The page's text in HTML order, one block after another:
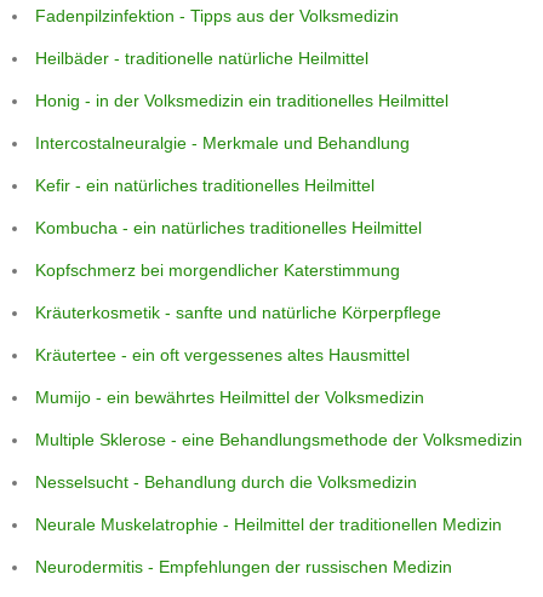
Fadenpilzinfektion - Tipps aus der Volksmedizin
Heilbäder - traditionelle natürliche Heilmittel
Honig - in der Volksmedizin ein traditionelles Heilmittel
Intercostalneuralgie - Merkmale und Behandlung
Kefir - ein natürliches traditionelles Heilmittel
Kombucha - ein natürliches traditionelles Heilmittel
Kopfschmerz bei morgendlicher Katerstimmung
Kräuterkosmetik - sanfte und natürliche Körperpflege
Kräutertee - ein oft vergessenes altes Hausmittel
Mumijo - ein bewährtes Heilmittel der Volksmedizin
Multiple Sklerose - eine Behandlungsmethode der Volksmedizin
Nesselsucht - Behandlung durch die Volksmedizin
Neurale Muskelatrophie - Heilmittel der traditionellen Medizin
Neurodermitis - Empfehlungen der russischen Medizin